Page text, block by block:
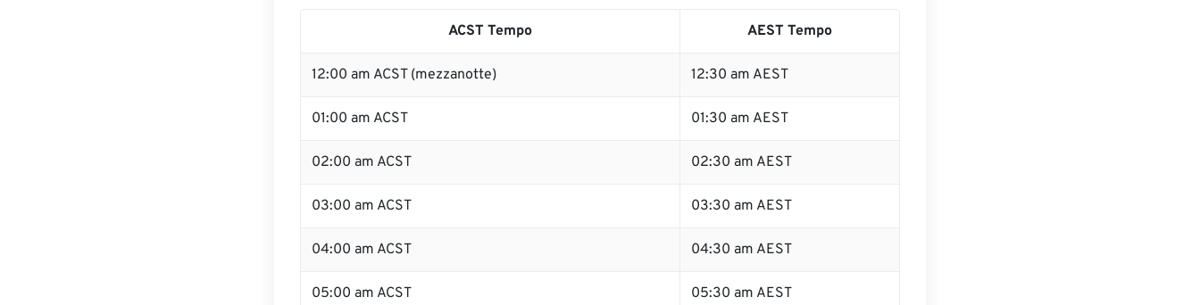
ACST Tempo AEST Tempo
12:00 am ACST (mezzanotte) 12:30 am AEST
01:00 am ACST 01:30 am AEST
02:00 am ACST 02:30 am AEST
03:00 am ACST 03:30 am AEST
04:00 am ACST 04:30 am AEST
05:00 am ACST 05:30 am AEST